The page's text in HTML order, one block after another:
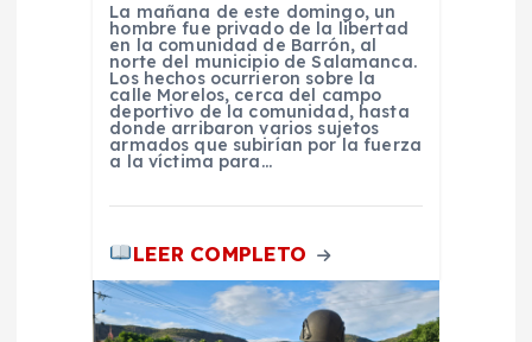
La mañana de este domingo, un
hombre fue privado de la libertad
en la comunidad de Barrón, al
norte del municipio de Salamanca.
Los hechos ocurrieron sobre la
calle Morelos, cerca del campo
deportivo de la comunidad, hasta
donde arribaron varios sujetos
armados que subirían por la fuerza
a la víctima para…
LEER COMPLETO